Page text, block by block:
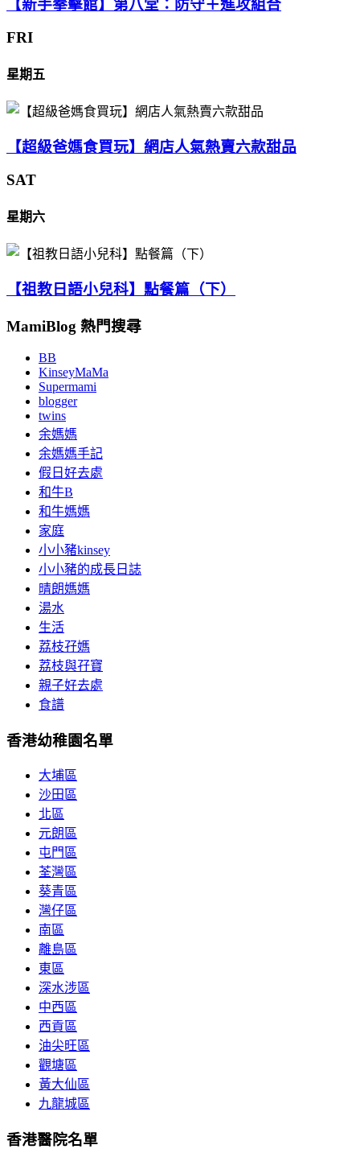
【新手拳擊館】第八堂：防守＋進攻組合
FRI
星期五
【超級爸媽食買玩】網店人氣熱賣六款甜品
SAT
星期六
【祖教日語小兒科】點餐篇（下）
MamiBlog 熱門搜尋
BB
KinseyMaMa
Supermami
blogger
twins
余媽媽
余媽媽手記
假日好去處
和牛B
和牛媽媽
家庭
小小豬kinsey
小小豬的成長日誌
晴朗媽媽
湯水
生活
荔枝孖媽
荔枝與孖寶
親子好去處
食譜
香港幼稚園名單
大埔區
沙田區
北區
元朗區
屯門區
荃灣區
葵青區
灣仔區
南區
離島區
東區
深水涉區
中西區
西貢區
油尖旺區
觀塘區
黃大仙區
九龍城區
香港醫院名單